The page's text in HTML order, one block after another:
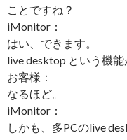
ことですね？
iMonitor：
はい、できます。
live desktop という機能
お客様：
なるほど。
iMonitor：
しかも、多PCのlive